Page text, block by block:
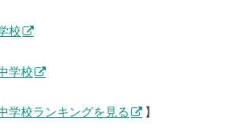
校
学校
学校ランキングを見る 】